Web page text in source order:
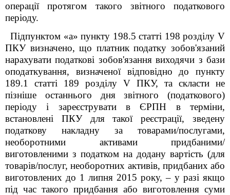
операції протягом такого звітного податкового
періоду.
Підпунктом «а» пункту 198.5 статті 198розділу V
ПКУвизначено, що платникподатку зобов'язаний
нарахувати податкові зобов'язання виходячи з бази
оподаткування, визначеної відповідно до пункту
189.1 статті 189 розділу V ПКУ, та скласти не
пізніше останнього дня звітного (податкового)
періоду і зареєструвати в ЄРПН в терміни,
встановлені ПКУ для такої реєстрації, зведену
податкову накладну за товарами/послугами,
необоротними активами придбаними/
виготовленими з податком на додану вартість (для
товарів/послуг, необоротних активів, придбаних або
виготовлених до 1 липня 2015 року,– у разі якщо
під час такого придбання або виготовлення суми